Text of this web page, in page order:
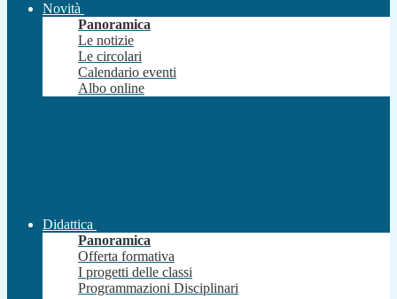
Novità
Panoramica
Le notizie
Le circolari
Calendario eventi
Albo online
Didattica
Panoramica
Offerta formativa
I progetti delle classi
Programmazioni Disciplinari